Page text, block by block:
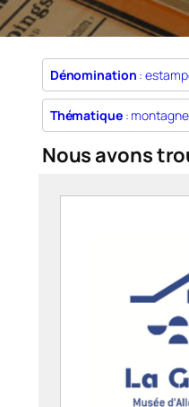
Dénomination :
Thématique: montagne
Nous avons